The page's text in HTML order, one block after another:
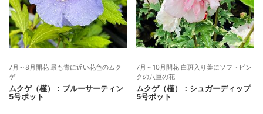
7月～8月開花 最も青に近い花色のムク
ゲ
ムクゲ（槿）：ブルーサーティン
5号ポット
7月～10月開花 白斑入り葉にソフトピン
クの八重の花
ムクゲ（槿）：シュガーディップ
5号ポット